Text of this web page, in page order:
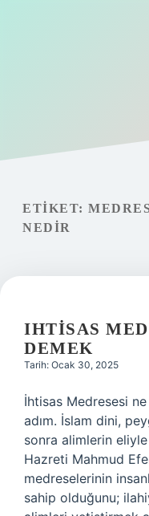
Gizlilik Politikası
ETIKET:
NEDIR
IHTISAS
DEMEK
Tarih: Ocak 30, 2025
İhtisas Medresesi
adım. İslam dini,
sonra alimlerin eliyle
Hazreti Mahmud
medreselerinin
sahip olduğunu;